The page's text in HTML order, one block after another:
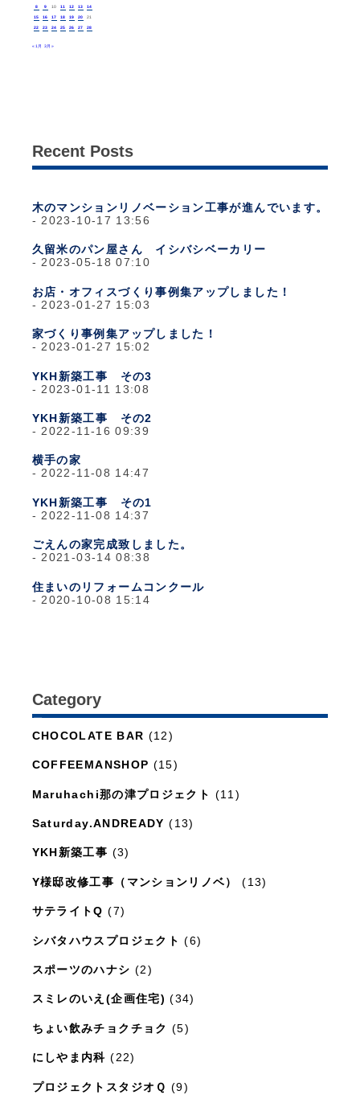
8 9 10 11 12 13 14
15 16 17 18 19 20 21
22 23 24 25 26 27 28
« 1月 3月 »
Recent Posts
木のマンションリノベーション工事が進んでいます。
2023-10-17 13:56
久留米のパン屋さん イシバシベーカリー
2023-05-18 07:10
お店・オフィスづくり事例集アップしました！
2023-01-27 15:03
家づくり事例集アップしました！
2023-01-27 15:02
YKH新築工事 その3
2023-01-11 13:08
YKH新築工事 その2
2022-11-16 09:39
横手の家
2022-11-08 14:47
YKH新築工事 その1
2022-11-08 14:37
ごえんの家完成致しました。
2021-03-14 08:38
住まいのリフォームコンクール
2020-10-08 15:14
Category
CHOCOLATE BAR (12)
COFFEEMANSHOP (15)
Maruhachi那の津プロジェクト (11)
Saturday.ANDREADY (13)
YKH新築工事 (3)
Y様邸改修工事（マンションリノベ） (13)
サテライトQ (7)
シバタハウスプロジェクト (6)
スポーツのハナシ (2)
スミレのいえ(企画住宅) (34)
ちょい飲みチョクチョク (5)
にしやま内科 (22)
プロジェクトスタジオＱ (9)